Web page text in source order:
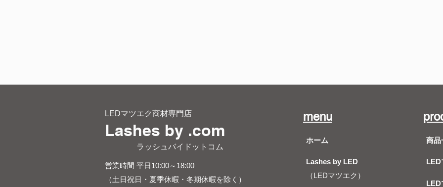
LEDマツエク商材専門店
Lashes by .com
​ ラッシュバイドットコム
営業時間 平日10:00～18:00
（土日祝日・夏季休暇・冬期休暇を除く）
menu
ホーム
Lashes by LED
（LEDマツエク）
商品
LED
LED